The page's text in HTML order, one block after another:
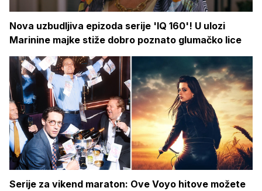
Nova uzbudljiva epizoda serije 'IQ 160'! U ulozi
Marinine majke stiže dobro poznato glumačko lice
Serije za vikend maraton: Ove Voyo hitove možete